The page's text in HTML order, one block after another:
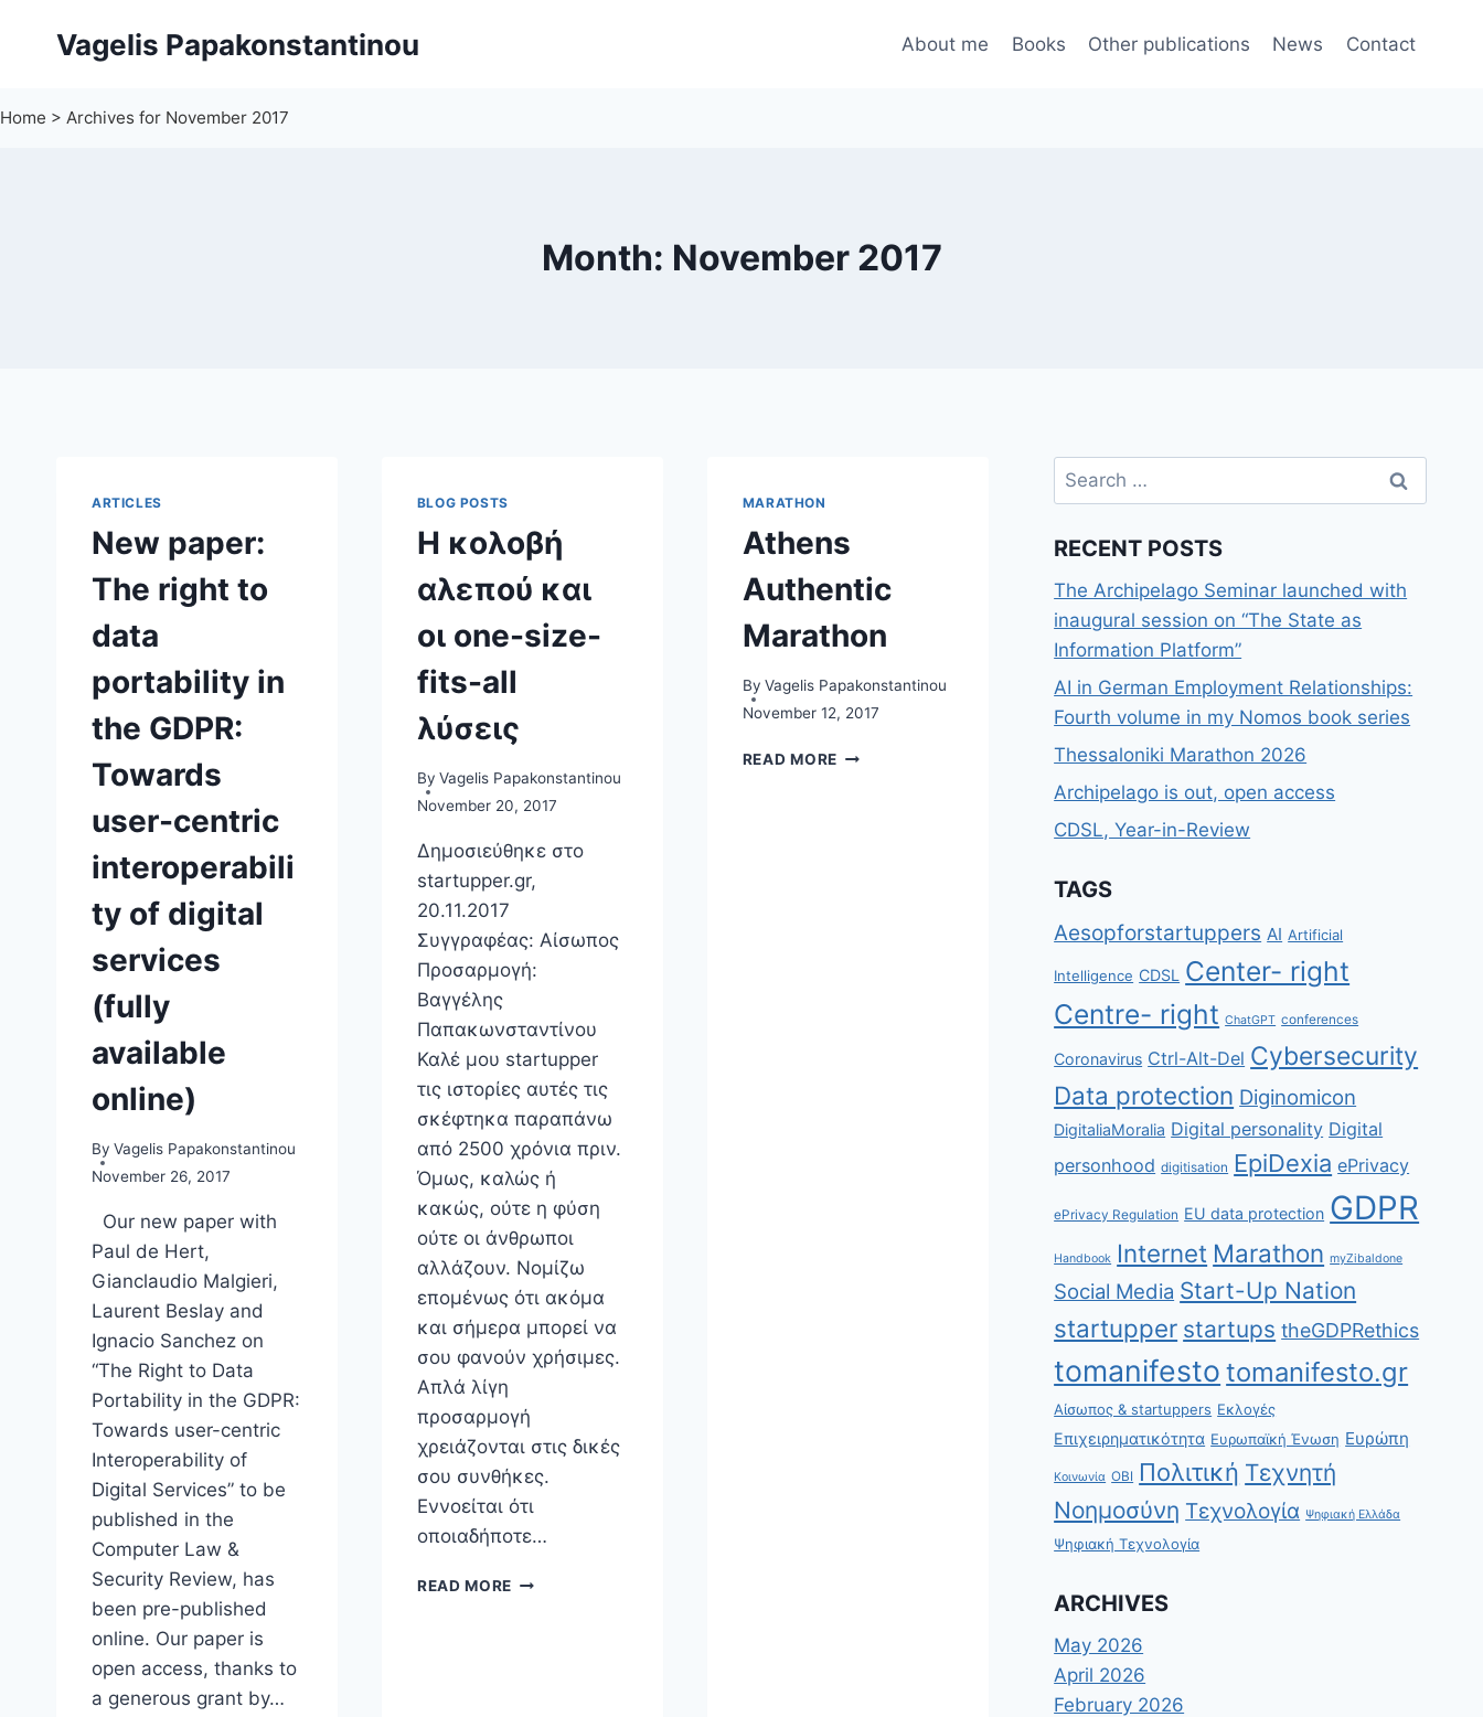
Vagelis Papakonstantinou About me Books Other publications News Contact
Home > Archives for November 2017
Month: November 2017
ARTICLES
New paper:
The right to
data
portability in
the GDPR:
Towards
user-centric
interoperabili
ty of digital
services
(fully
available
online)
By Vagelis Papakonstantinou
November 26, 2017
Our new paper with
Paul de Hert,
Gianclaudio Malgieri,
Laurent Beslay and
Ignacio Sanchez on
“The Right to Data
Portability in the GDPR:
Towards user-centric
Interoperability of
Digital Services” to be
published in the
Computer Law &
Security Review, has
been pre-published
online. Our paper is
open access, thanks to
a generous grant by…
BLOG POSTS
Η κολοβή
αλεπού και
οι one-size-
fits-all
λύσεις
By Vagelis Papakonstantinou
November 20, 2017
Δημοσιεύθηκε στο
startupper.gr,
20.11.2017
Συγγραφέας: Αίσωπος
Προσαρμογή:
Βαγγέλης
Παπακωνσταντίνου
Καλέ μου startupper
τις ιστορίες αυτές τις
σκέφτηκα παραπάνω
από 2500 χρόνια πριν.
Όμως, καλώς ή
κακώς, ούτε η φύση
ούτε οι άνθρωποι
αλλάζουν. Νομίζω
επομένως ότι ακόμα
και σήμερα μπορεί να
σου φανούν χρήσιμες.
Απλά λίγη
προσαρμογή
χρειάζονται στις δικές
σου συνθήκες.
Εννοείται ότι
οποιαδήποτε…
READ MORE
MARATHON
Athens
Authentic
Marathon
By Vagelis Papakonstantinou
November 12, 2017
READ MOREATHENS
Search
for:
RECENT POSTS
The Archipelago Seminar launched with
inaugural session on “The State as
Information Platform”
AI in German Employment Relationships:
Fourth volume in my Nomos book series
Thessaloniki Marathon 2026
Archipelago is out, open access
CDSL, Year-in-Review
TAGS
Aesopforstartuppers AI Artificial
Intelligence CDSL
Center- right
Centre- right ChatGPT conferences
Coronavirus Ctrl-Alt-Del Cybersecurity
Data protection Diginomicon
DigitaliaMoralia Digital personality Digital
personhood digitisation EpiDexia ePrivacy
ePrivacy Regulation EU data protection GDPR
Handbook Internet Marathon myZibaldone
Social Media Start-Up Nation
startupper startups theGDPRethics
tomanifesto tomanifesto.gr
Αίσωπος & startuppers Εκλογές
Επιχειρηματικότητα Ευρωπαϊκή Ένωση Ευρώπη
Κοινωνία ΟΒΙ Πολιτική Τεχνητή
Νοημοσύνη Τεχνολογία Ψηφιακή Ελλάδα
Ψηφιακή Τεχνολογία
ARCHIVES
May 2026
April 2026
February 2026